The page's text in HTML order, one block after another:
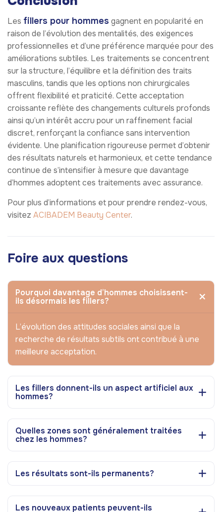
Les fillers pour hommes gagnent en popularité en
raison de l’évolution des mentalités, des exigences
professionnelles et d’une préférence marquée pour des
améliorations subtiles. Les traitements se concentrent
sur la structure, l’équilibre et la définition des traits
masculins, tandis que les options non chirurgicales
offrent flexibilité et praticité. Cette acceptation
croissante reflète des changements culturels profonds
ainsi qu’un intérêt accru pour un raffinement facial
discret, renforçant la confiance sans intervention
évidente. Une planification rigoureuse permet d’obtenir
des résultats naturels et harmonieux, et cette tendance
continue de s’intensifier à mesure que davantage
d’hommes adoptent ces traitements avec assurance.
Pour plus d’informations et pour prendre rendez-vous,
visitez ACIBADEM Beauty Center.
Foire aux questions
Pourquoi davantage d’hommes choisissent-
ils désormais les fillers?
L’évolution des attitudes sociales ainsi que la
recherche de résultats subtils ont contribué à une
meilleure acceptation.
Les fillers donnent-ils un aspect artificiel aux
hommes?
Quelles zones sont généralement traitées
chez les hommes?
Les résultats sont-ils permanents?
Les nouveaux patients peuvent-ils